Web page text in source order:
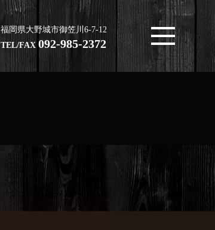
福岡県大野城市御笠川6-7-12
TEL/FAX 092-985-2372